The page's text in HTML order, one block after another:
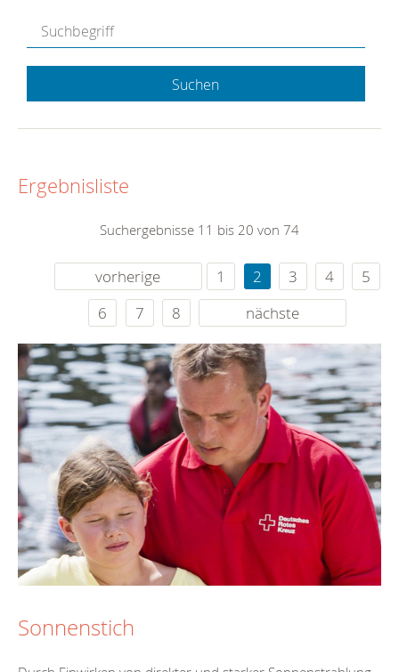
Suchen
Ergebnisliste
Suchergebnisse 11 bis 20 von 74
vorherige 1 2 3 4
5
6
7 8 nächste
Sonnenstich